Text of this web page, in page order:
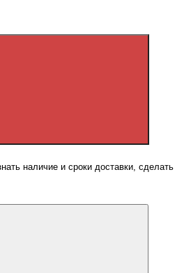
наличие и сроки доставки, сделать